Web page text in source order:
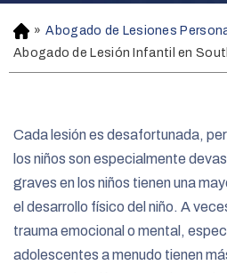
H
o
m
» Abogado de Lesiones
Abogado de Lesión Infantil en
Cada lesión es desafortunada,
los niños son especialmente
graves en los niños tienen una
el desarrollo físico del niño. A
trauma emocional o mental,
adolescentes a menudo tienen